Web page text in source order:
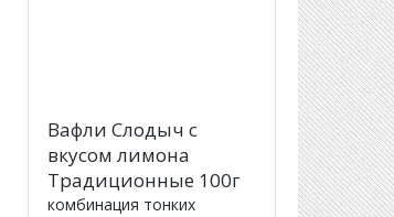
Вафли Слодыч с
вкусом лимона
Традиционные 100г
комбинация тонких